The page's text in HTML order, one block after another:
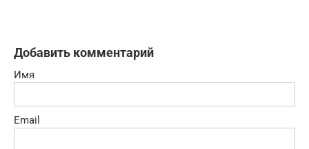
Добавить комментарий
Имя
Email